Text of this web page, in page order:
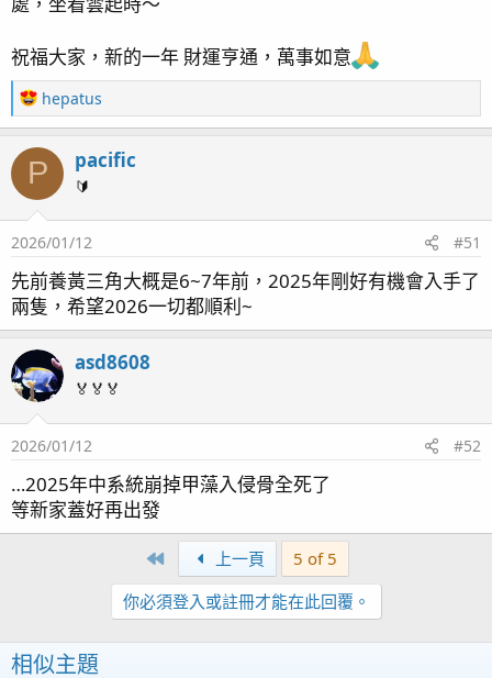
祝福大家，新的一年 財運亨通，萬事如意
R
e
c
t
i
o
n
：
hepatus
P pacific
🔰
2026/01/12 #51
先前養黃三角大概是6~7年前，2025年剛好有機會入手了
兩隻，希望2026一切都順利~
asd8608
🏅🏅🏅
2026/01/12 #52
…2025年中系統崩掉甲藻入侵骨全死了
等新家蓋好再出發
First 上一頁
5 of 5
你必須登入或註冊才能在此回覆。
相似主題